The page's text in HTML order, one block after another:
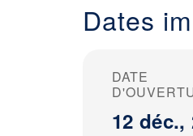
Dates
DATE
12 déc.,